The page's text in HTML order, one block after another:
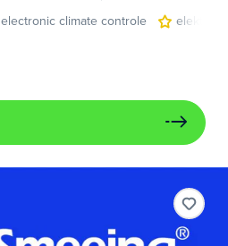
electronic climate controle